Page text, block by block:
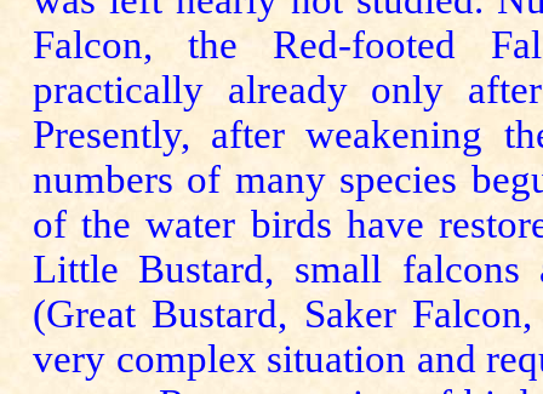
Falcon, the Red-footed
practically already only
Presently, after weakening
numbers of many spe­­cies
of the water birds have
Little Bustard, small
(Great Bustard, Saker
very complex situation and